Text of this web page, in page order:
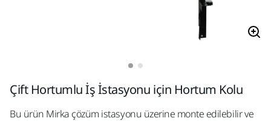
Çift Hortumlu İş İstasyonu için Hortum Kolu
Bu ürün Mirka çözüm istasyonu üzerine monte edilebilir ve